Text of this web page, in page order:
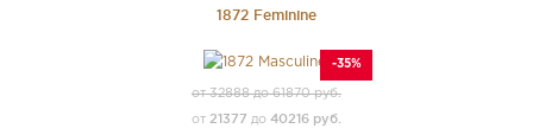
1872 Feminine
-35%
от 32888 до 61870 руб.
от 21377 до 40216 руб.